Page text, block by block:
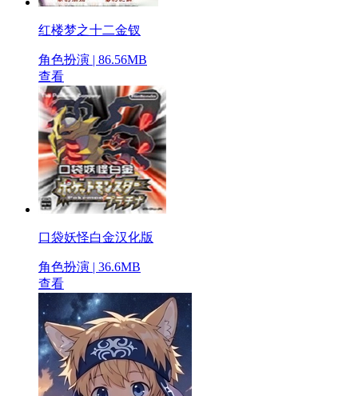
红楼梦之十二金钗
角色扮演 | 86.56MB
查看
口袋妖怪白金汉化版
角色扮演 | 36.6MB
查看